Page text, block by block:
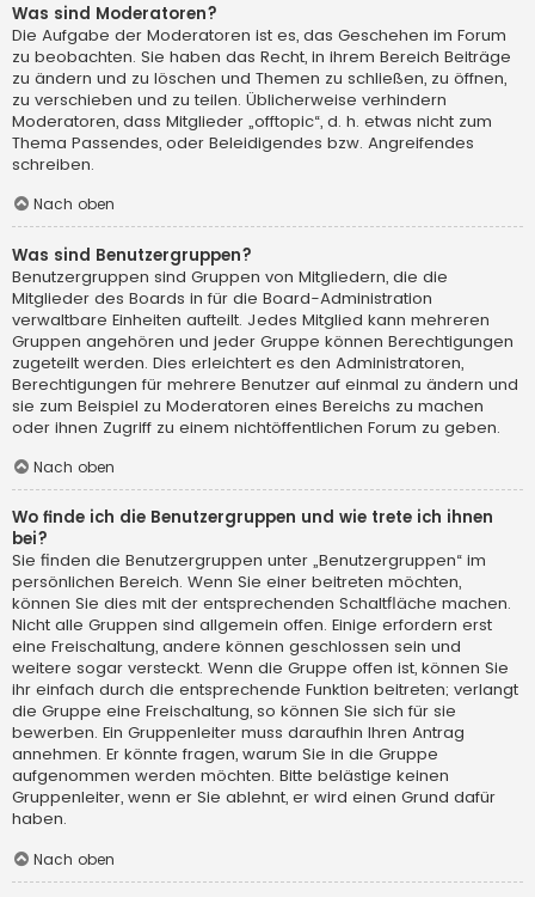
Was sind Moderatoren?
Die Aufgabe der Moderatoren ist es, das Geschehen im Forum
zu beobachten. Sie haben das Recht, in ihrem Bereich Beiträge
zu ändern und zu löschen und Themen zu schließen, zu öffnen,
zu verschieben und zu teilen. Üblicherweise verhindern
Moderatoren, dass Mitglieder „offtopic“, d. h. etwas nicht zum
Thema Passendes, oder Beleidigendes bzw. Angreifendes
schreiben.
Nach oben
Was sind Benutzergruppen?
Benutzergruppen sind Gruppen von Mitgliedern, die die
Mitglieder des Boards in für die Board-Administration
verwaltbare Einheiten aufteilt. Jedes Mitglied kann mehreren
Gruppen angehören und jeder Gruppe können Berechtigungen
zugeteilt werden. Dies erleichtert es den Administratoren,
Berechtigungen für mehrere Benutzer auf einmal zu ändern und
sie zum Beispiel zu Moderatoren eines Bereichs zu machen
oder ihnen Zugriff zu einem nichtöffentlichen Forum zu geben.
Nach oben
Wo finde ich die Benutzergruppen und wie trete ich ihnen
bei?
Sie finden die Benutzergruppen unter „Benutzergruppen“ im
persönlichen Bereich. Wenn Sie einer beitreten möchten,
können Sie dies mit der entsprechenden Schaltfläche machen.
Nicht alle Gruppen sind allgemein offen. Einige erfordern erst
eine Freischaltung, andere können geschlossen sein und
weitere sogar versteckt. Wenn die Gruppe offen ist, können Sie
ihr einfach durch die entsprechende Funktion beitreten; verlangt
die Gruppe eine Freischaltung, so können Sie sich für sie
bewerben. Ein Gruppenleiter muss daraufhin Ihren Antrag
annehmen. Er könnte fragen, warum Sie in die Gruppe
aufgenommen werden möchten. Bitte belästige keinen
Gruppenleiter, wenn er Sie ablehnt, er wird einen Grund dafür
haben.
Nach oben